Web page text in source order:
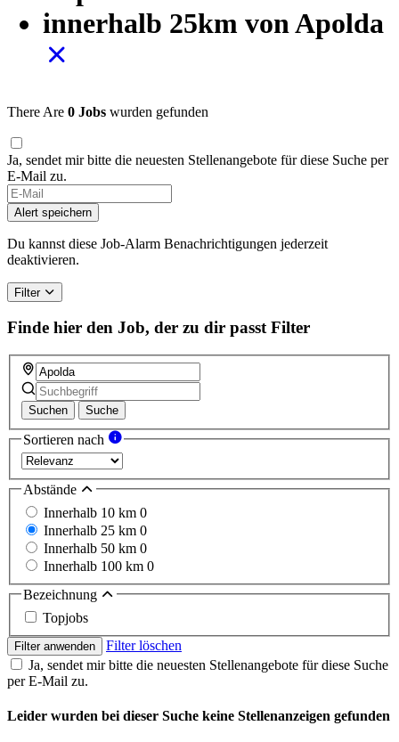
innerhalb 25km von Apolda
There Are 0 Jobs wurden gefunden
Ja, sendet mir bitte die neuesten Stellenangebote für diese Suche per
E-Mail zu.
Alert speichern
Du kannst diese Job-Alarm Benachrichtigungen jederzeit
deaktivieren.
Filter
Finde hier den Job, der zu dir passt Filter
Suchen Suche
Sortieren nach
Abstände
Innerhalb 10 km 0
Innerhalb 25 km 0
Innerhalb 50 km 0
Innerhalb 100 km 0
Bezeichnung
Topjobs
Filter anwenden
Filter löschen
Ja, sendet mir bitte die neuesten Stellenangebote für diese Suche
per E-Mail zu.
Leider wurden bei dieser Suche keine Stellenanzeigen gefunden